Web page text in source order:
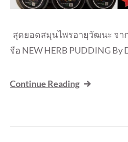
สุดยอดสมุนไพรอายุวัฒนะ​ จา
จือ​ NEW HERB PUDDING By
Continue Reading